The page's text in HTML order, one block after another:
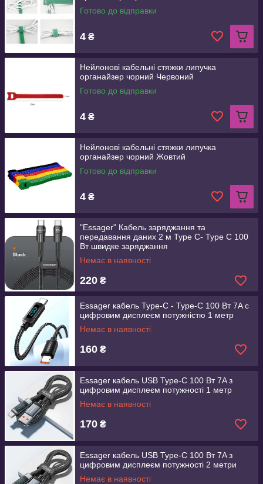
Готово до відправки
4 ₴
Нейлонові кабельні стяжки липучка
органайзер чорний Червоний
Готово до відправки
4 ₴
Нейлонові кабельні стяжки липучка
органайзер чорний Жовтий
Готово до відправки
4 ₴
"Essager" Кабель заряджання та
передавання даних 2 м Type C- Type C 100
Вт швидке заряджання
Немає в наявності
220 ₴
Essager кабель Type-C - Type-C 100 Вт 7A c
цифровим дисплеєм потужністю 1 метр
Немає в наявності
160 ₴
Essager кабель USB Type-C 100 Вт 7A з
цифровим дисплеєм потужності 1 метр
Немає в наявності
170 ₴
Essager кабель USB Type-C 100 Вт 7A з
цифровим дисплеєм потужності 2 метри
Немає в наявності